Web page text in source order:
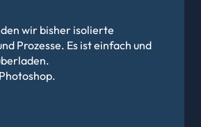
wir bisher isolierte
Prozesse. Es ist einfach und